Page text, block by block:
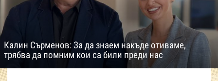
Калин Сърменов: За да знаем накъде отиваме,
трябва да помним кои са били преди нас